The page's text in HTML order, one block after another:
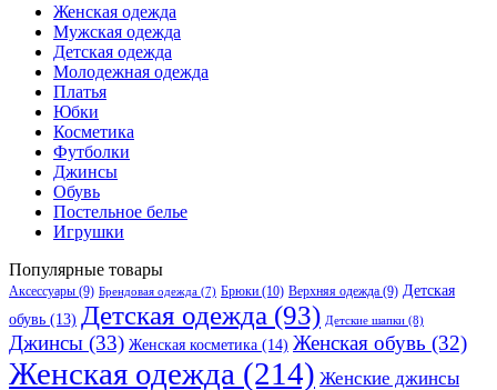
Женская одежда
Мужская одежда
Детская одежда
Молодежная одежда
Платья
Юбки
Косметика
Футболки
Джинсы
Обувь
Постельное белье
Игрушки
Популярные товары
Аксессуары (9) Брендовая одежда (7) Брюки (10) Верхняя одежда (9) Детская
обувь (13) Детская одежда (93) Детские шапки (8)
Джинсы (33) Женская косметика (14) Женская обувь (32)
Женская одежда (214) Женские джинсы